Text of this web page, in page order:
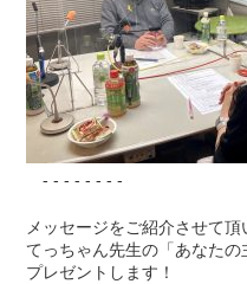
- - - - - - - -
メッセージをご紹介させて頂
てっちゃん先生の「あなた
プレゼントします！